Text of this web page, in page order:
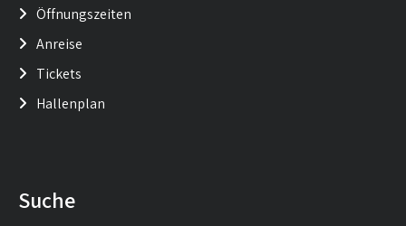
Öffnungszeiten
Anreise
Tickets
Hallenplan
Suche